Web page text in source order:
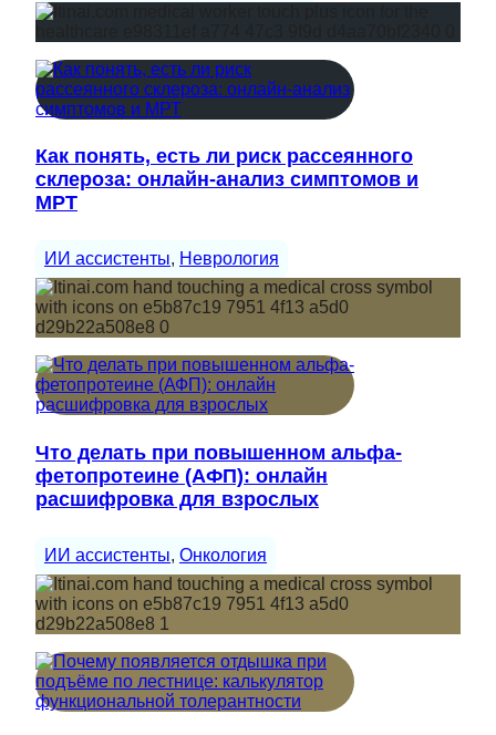
Как понять, есть ли риск рассеянного
склероза: онлайн-анализ симптомов и
МРТ
ИИ ассистенты, Неврология
Что делать при повышенном альфа-
фетопротеине (АФП): онлайн
расшифровка для взрослых
ИИ ассистенты, Онкология